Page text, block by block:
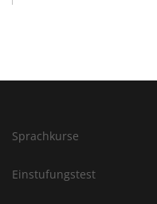
Sprachkurse
Einstufungstest